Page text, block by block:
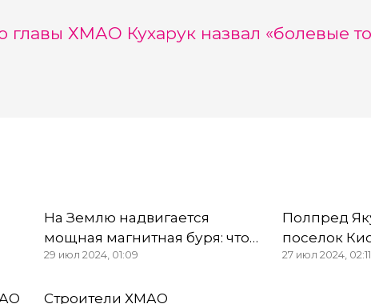
ХМАО Кухарук назвал «болевые
На Землю надвигается
мощная магнитная буря: что
делать жителям Тюменской
29 июл 2024, 01:09
Полпред
поселок
дамбу
27 июл 2024, 02:11
Строители ХМАО